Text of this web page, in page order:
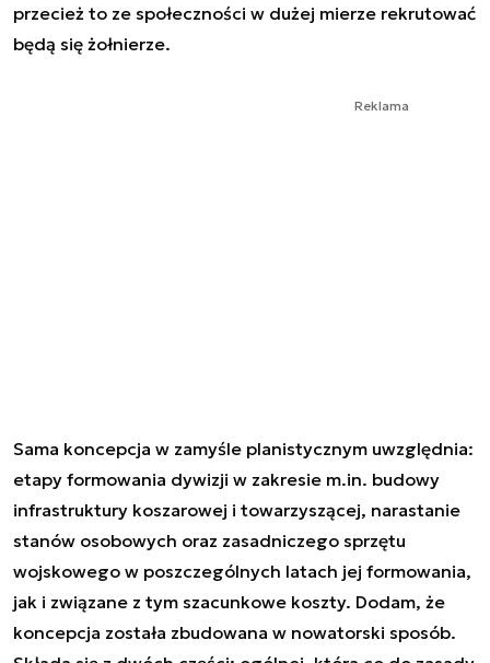
przecież to ze społeczności w dużej mierze rekrutować
będą się żołnierze.
Reklama
Sama koncepcja w zamyśle planistycznym uwzględnia:
etapy formowania dywizji w zakresie m.in. budowy
infrastruktury koszarowej i towarzyszącej, narastanie
stanów osobowych oraz zasadniczego sprzętu
wojskowego w poszczególnych latach jej formowania,
jak i związane z tym szacunkowe koszty. Dodam, że
koncepcja została zbudowana w nowatorski sposób.